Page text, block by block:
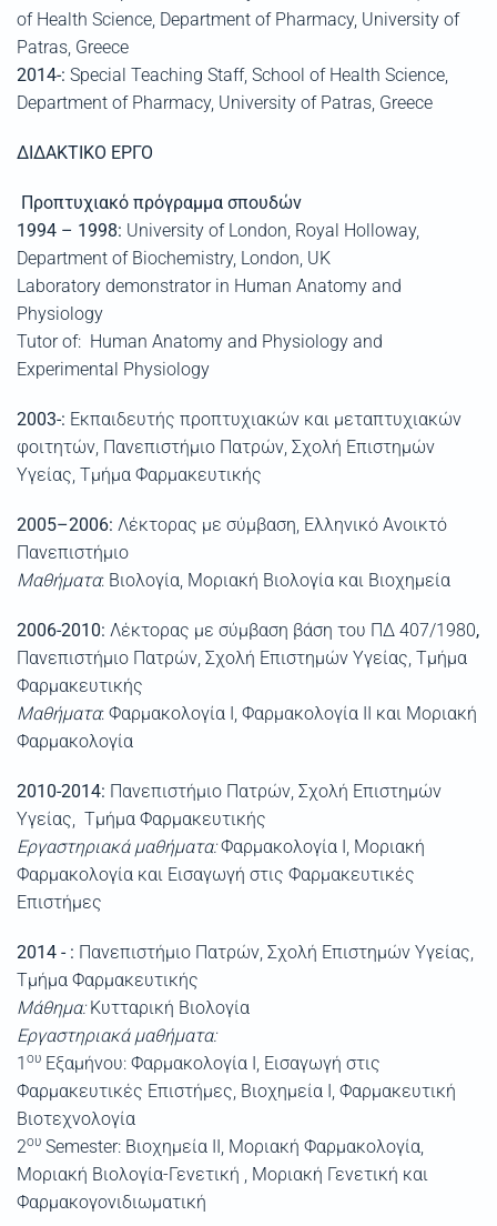
of Health Science, Department of Pharmacy, University of
Patras, Greece
2014-: Special Teaching Staff, School of Health Science,
Department of Pharmacy, University of Patras, Greece
ΔΙΔΑΚΤΙΚΟ ΕΡΓΟ
Προπτυχιακό πρόγραμμα σπουδών
1994 – 1998: University of London, Royal Holloway,
Department of Biochemistry, London, UK
Laboratory demonstrator in Human Anatomy and
Physiology
Tutor of: Human Anatomy and Physiology and
Experimental Physiology
2003-: Εκπαιδευτής προπτυχιακών και μεταπτυχιακών
φοιτητών, Πανεπιστήμιο Πατρών, Σχολή Επιστημών
Υγείας, Τμήμα Φαρμακευτικής
2005–2006: Λέκτορας με σύμβαση, Ελληνικό Ανοικτό
Πανεπιστήμιο
Μαθήματα: Βιολογία, Μοριακή Βιολογία και Βιοχημεία
2006-2010: Λέκτορας με σύμβαση βάση του ΠΔ 407/1980,
Πανεπιστήμιο Πατρών, Σχολή Επιστημών Υγείας, Τμήμα
Φαρμακευτικής
Μαθήματα: Φαρμακολογία Ι, Φαρμακολογία ΙΙ και Μοριακή
Φαρμακολογία
2010-2014: Πανεπιστήμιο Πατρών, Σχολή Επιστημών
Υγείας, Τμήμα Φαρμακευτικής
Εργαστηριακά μαθήματα:Φαρμακολογία Ι, Μοριακή
Φαρμακολογία και Εισαγωγή στις Φαρμακευτικές
Επιστήμες
2014 - : Πανεπιστήμιο Πατρών, Σχολή Επιστημών Υγείας,
Τμήμα Φαρμακευτικής
Μάθημα:Κυτταρική Βιολογία
Εργαστηριακά μαθήματα:
1 ου Εξαμήνου: Φαρμακολογία Ι, Εισαγωγή στις
Φαρμακευτικές Επιστήμες, Bιοχημεία I, Φαρμακευτική
Βιοτεχνολογία
2ου Semester: Bιοχημεία II, Μοριακή Φαρμακολογία,
Μοριακή Βιολογία-Γενετική , Μοριακή Γενετική και
Φαρμακογονιδιωματική